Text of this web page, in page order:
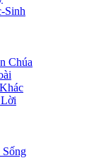
Sinh
Chúa